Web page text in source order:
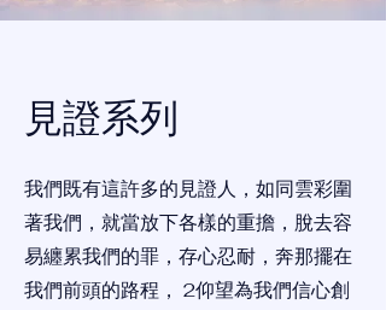
見證系列
我們既有這許多的見證人，如同雲彩圍
著我們，就當放下各樣的重擔，脫去容
易纏累我們的罪，存心忍耐，奔那擺在
我們前頭的路程， 2仰望為我們信心創